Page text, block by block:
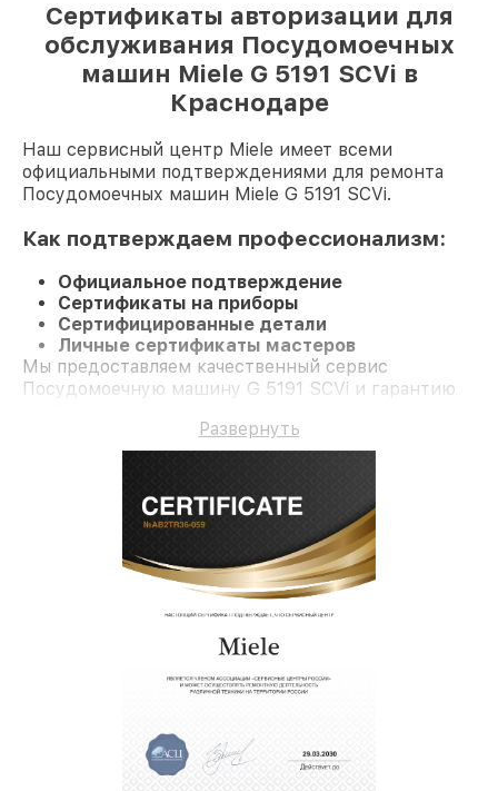
Сертификаты авторизации для
обслуживания Посудомоечных
машин Miele G 5191 SCVi в
Краснодаре
Наш сервисный центр Miele имеет всеми
официальными подтверждениями для ремонта
Посудомоечных машин Miele G 5191 SCVi.
Как подтверждаем профессионализм:
Официальное подтверждение
Сертификаты на приборы
Сертифицированные детали
Личные сертификаты мастеров
Мы предоставляем качественный сервис
Посудомоечную машину G 5191 SCVi и гарантию
Развернуть